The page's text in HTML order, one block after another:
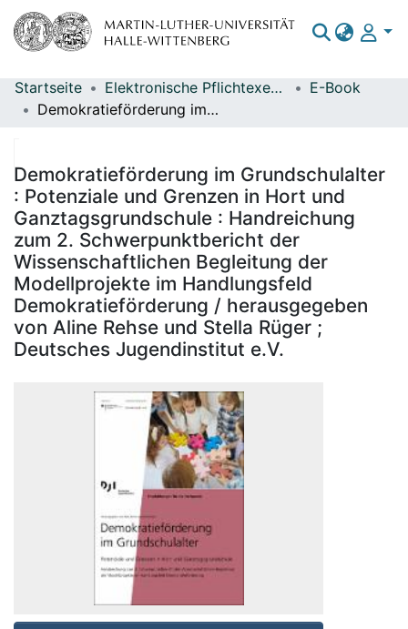
Bereiche & Sammlungen
Statistiken
Startseite Elektronische Pflichtexemplare
E-Book
Demokratieförderung im Grundschulalter : Potenziale und Grenzen in Hort und Ganztagsgrundschule : Handreichung zum 2. Schwerpunktbericht der Wissenschaftlichen Begleitung der Modellprojekte im Handlungsfeld Demokratieförderung / herausgegeben von Aline Rehse und Stella Rüger ; Deutsches Jugendinstitut e.V.
Demokratieförderung im Grundschulalter
: Potenziale und Grenzen in Hort und
Ganztagsgrundschule : Handreichung
zum 2. Schwerpunktbericht der
Wissenschaftlichen Begleitung der
Modellprojekte im Handlungsfeld
Demokratieförderung / herausgegeben
von Aline Rehse und Stella Rüger ;
Deutsches Jugendinstitut e.V.